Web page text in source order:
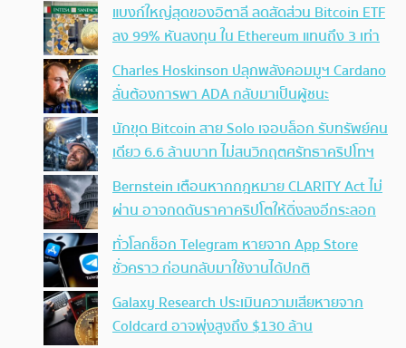
แบงก์ใหญ่สุดของอิตาลี ลดสัดส่วน Bitcoin ETF
ลง 99% หันลงทุน ใน Ethereum แทนถึง 3 เท่า
Charles Hoskinson ปลุกพลังคอมมูฯ Cardano
ลั่นต้องการพา ADA กลับมาเป็นผู้ชนะ
นักขุด Bitcoin สาย Solo เจอบล็อก รับทรัพย์คน
เดียว 6.6 ล้านบาท ไม่สนวิกฤตศรัทธาคริปโทฯ
Bernstein เตือนหากกฎหมาย CLARITY Act ไม่
ผ่าน อาจกดดันราคาคริปโตให้ดิ่งลงอีกระลอก
ทั่วโลกช็อก Telegram หายจาก App Store
ชั่วคราว ก่อนกลับมาใช้งานได้ปกติ
Galaxy Research ประเมินความเสียหายจาก
Coldcard อาจพุ่งสูงถึง $130 ล้าน